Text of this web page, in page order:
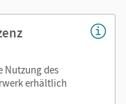
Nutzung des
erhältlich